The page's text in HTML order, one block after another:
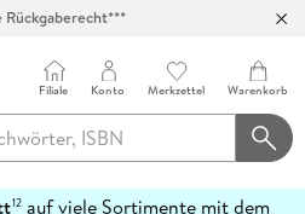
Rückgaberecht***
Filiale Konto Merkzettel Warenkorb
12auf viele Sortimente mit dem